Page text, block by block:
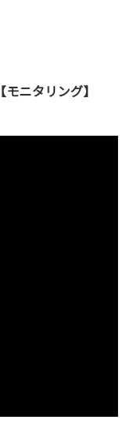
ニタリング】